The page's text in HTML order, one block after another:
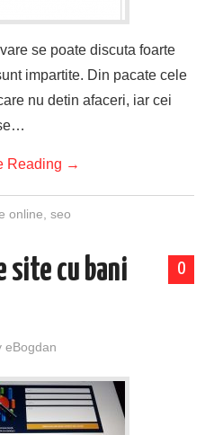
se poate discuta foarte
impartite. Din pacate cele
nu detin afaceri, iar cei
Reading →
online seo
0
site cu bani
eBogdan